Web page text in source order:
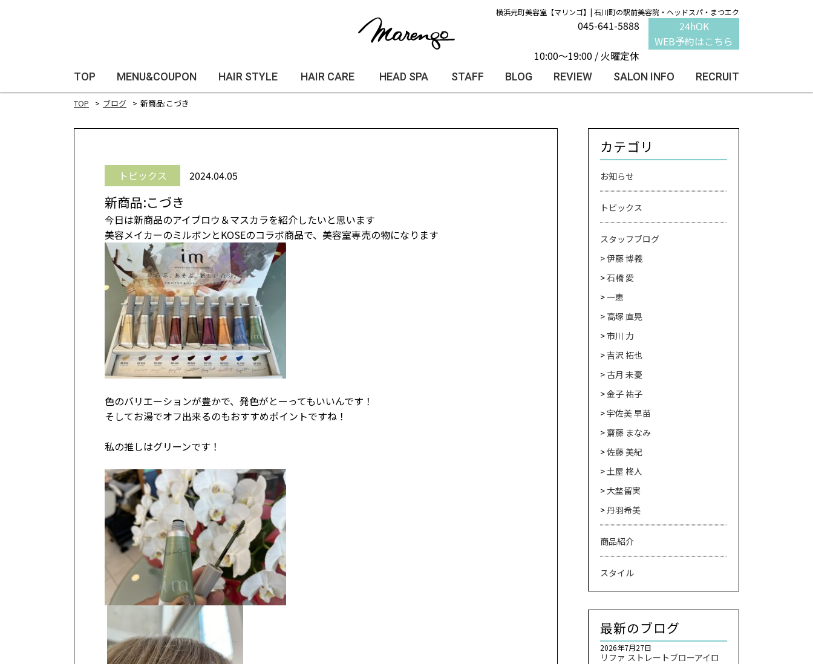
横浜元町美容室【マリンゴ】| 石川町の駅前美容院・ヘッドスパ・まつエク
045-641-5888
10:00～19:00 / 火曜定休
24hOK
WEB予約はこちら
TOP MENU&COUPON HAIR STYLE HAIR CARE HEAD SPA STAFF BLOG REVIEW SALON INFO RECRUIT
TOP ブログ 新商品:こづき
トピックス 2024.04.05
新商品:こづき
今日は新商品のアイブロウ＆マスカラを紹介したいと思います
美容メイカーのミルボンとKOSEのコラボ商品で、美容室専売の物になります
色のバリエーションが豊かで、発色がとーってもいいんです！
そしてお湯でオフ出来るのもおすすめポイントですね！
私の推しはグリーンです！
カテゴリ
お知らせ
トピックス
スタッフブログ
伊藤 博義
石橋 愛
一恵
高塚 直晃
市川 力
吉沢 拓也
古月 未憂
金子 祐子
宇佐美 早苗
齋藤 まなみ
佐藤 美紀
土屋 柊人
大埜留実
丹羽希美
商品紹介
スタイル
最新のブログ
リファ ストレートブローアイロ
2026年7月27日